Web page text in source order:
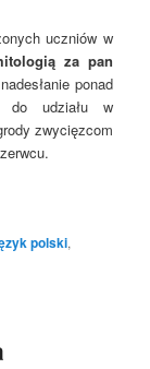
uczniów w
za pan
ponad
do udziału w
zwycięzcom
polski,